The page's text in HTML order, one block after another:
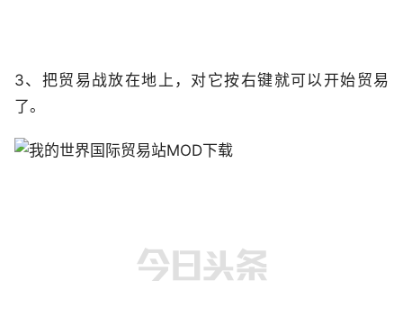
3、把贸易战放在地上，对它按右键就可以开始贸易
了。